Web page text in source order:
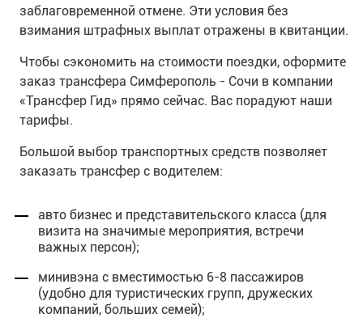
заблаговременной отмене. Эти условия без
взимания штрафных выплат отражены в квитанции.
Чтобы сэкономить на стоимости поездки, оформите
заказ трансфера Симферополь - Сочи в компании
«Трансфер Гид» прямо сейчас. Вас порадуют наши
тарифы.
Большой выбор транспортных средств позволяет
заказать трансфер с водителем:
авто бизнес и представительского класса (для
визита на значимые мероприятия, встречи
важных персон);
минивэна с вместимостью 6-8 пассажиров
(удобно для туристических групп, дружеских
компаний, больших семей);